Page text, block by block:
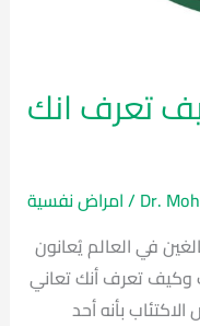
تعرف انك
امراض نفسية/Dr.
أن قرابة 5% من البالغين في العالم يُعانون
وكيف تعرف أنك تعاني
بأنه أحد